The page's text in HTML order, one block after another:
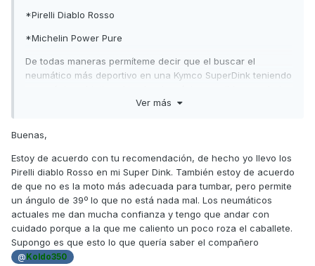
*Pirelli Diablo Rosso
*Michelin Power Pure
De todas maneras permíteme decir que el buscar el
neumático más deportivo en una Kymco SuperDink teniendo
mi punto de vista no parece lo más adecuado teniendo
limitaciones propias... vamos que por decirlo de otra manera
En una AK., TMax o incluso en una XC ya sería otro cantar.
Un saludo
Ver más
Buenas,
Estoy de acuerdo con tu recomendación, de hecho yo llevo los
Pirelli diablo Rosso en mi Super Dink. También estoy de acuerdo
de que no es la moto más adecuada para tumbar, pero permite
un ángulo de 39º lo que no está nada mal. Los neumáticos
actuales me dan mucha confianza y tengo que andar con
cuidado porque a la que me caliento un poco roza el caballete.
Supongo es que esto lo que quería saber el compañero
@ Koldo350